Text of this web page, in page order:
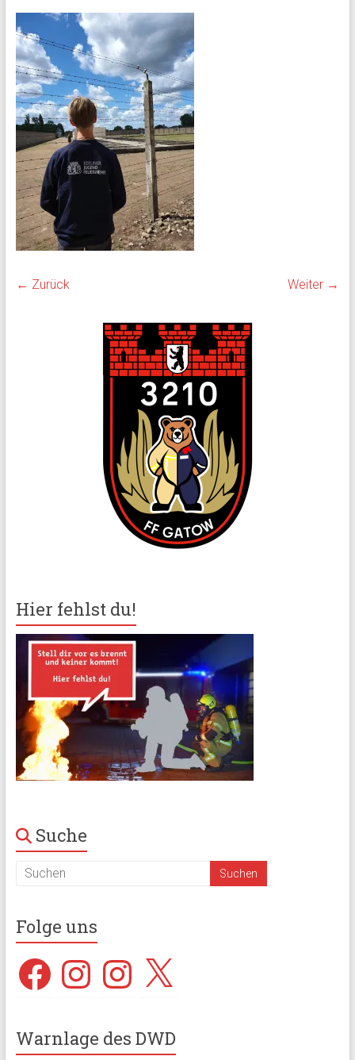
← Zurück Weiter →
Hier fehlst du!
Suche
Folge uns
FacebookInstagramInstagram
X
Warnlage des DWD